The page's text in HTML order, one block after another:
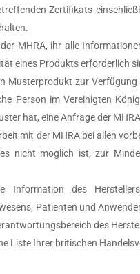
Zertifikats
MHRA, ihr alle
eines Produkts erforderlich
Musterprodukt zur
Person im Vereinigten
hat, eine Anfrage der
mit der MHRA bei allen
nicht möglich ist, zur
Information des
Patienten und
des
Liste Ihrer britischen